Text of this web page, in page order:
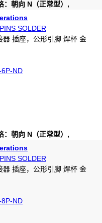
：朝向 N（正常型）,
SOLDER
插座，公形引脚 焊杯 金
ND
：朝向 N（正常型）,
SOLDER
插座，公形引脚 焊杯 金
ND